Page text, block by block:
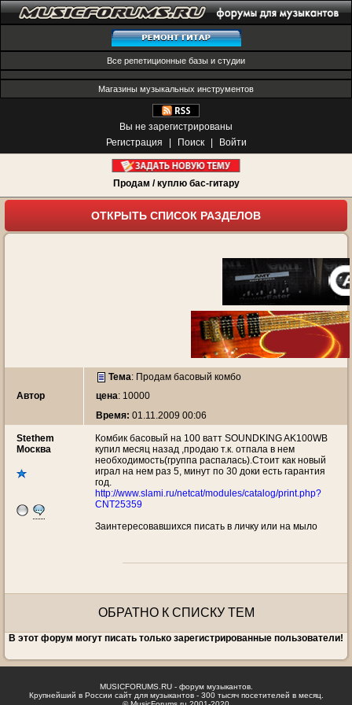
Все репетиционные базы и студии
Магазины музыкальных инструментов
Вы не зарегистрированы
Регистрация
Поиск Войти
Продам / куплю бас-гитару
ОТКРЫТЬ СПИСОК РАЗДЕЛОВ
Автор
Тема: Продам басовый комбо
цена: 10000
Время: 01.11.2009 00:06
Stethem
Москва
Комбик басовый на 100 ватт SOUNDKING AK100WB
купил месяц назад ,продаю т.к. отпала в нем
необходимость(группа распалась).Стоит как новый
играл на нем раз 5, минут по 30 доки есть гарантия
год.
http://www.slami.ru/netcat/modules/catalog/print.php?
CNT25359
Заинтересовавшихся писать в личку или на мыло
ОБРАТНО К СПИСКУ ТЕМ
В этот форум могут писать только зарегистрированные пользователи!
MUSICFORUMS.RU - форум музыкантов.
Крупнейший в России сайт для музыкантов - 300 тысяч посетителей в месяц.